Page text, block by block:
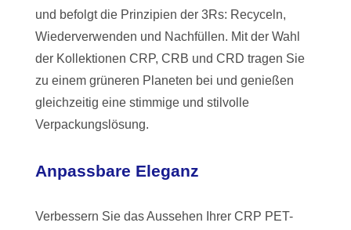
und befolgt die Prinzipien der 3Rs: Recyceln,
Wiederverwenden und Nachfüllen. Mit der Wahl
der Kollektionen CRP, CRB und CRD tragen Sie
zu einem grüneren Planeten bei und genießen
gleichzeitig eine stimmige und stilvolle
Verpackungslösung.
Anpassbare Eleganz
Verbessern Sie das Aussehen Ihrer CRP PET-